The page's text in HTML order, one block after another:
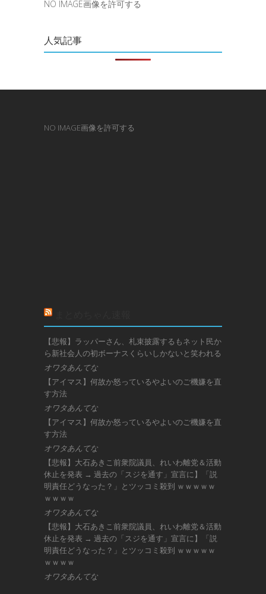
NO IMAGE画像を許可する
人気記事
NO IMAGE画像を許可する
【悲報】ラッパーさん、札束披露するもネット民か
ら新社会人の初ボーナスくらいしかないと笑われる
オワタあんてな
【アイマス】何故か怒っているやよいのご機嫌を直
す方法
オワタあんてな
【アイマス】何故か怒っているやよいのご機嫌を直
す方法
オワタあんてな
【悲報】大石あきこ前衆院議員、れいわ離党＆活動
休止を発表 → 過去の「スジを通す」宣言に】「説
明責任どうなった？」とツッコミ殺到 ｗｗｗｗｗ
ｗｗｗｗ
オワタあんてな
【悲報】大石あきこ前衆院議員、れいわ離党＆活動
休止を発表 → 過去の「スジを通す」宣言に】「説
明責任どうなった？」とツッコミ殺到 ｗｗｗｗｗ
ｗｗｗｗ
オワタあんてな